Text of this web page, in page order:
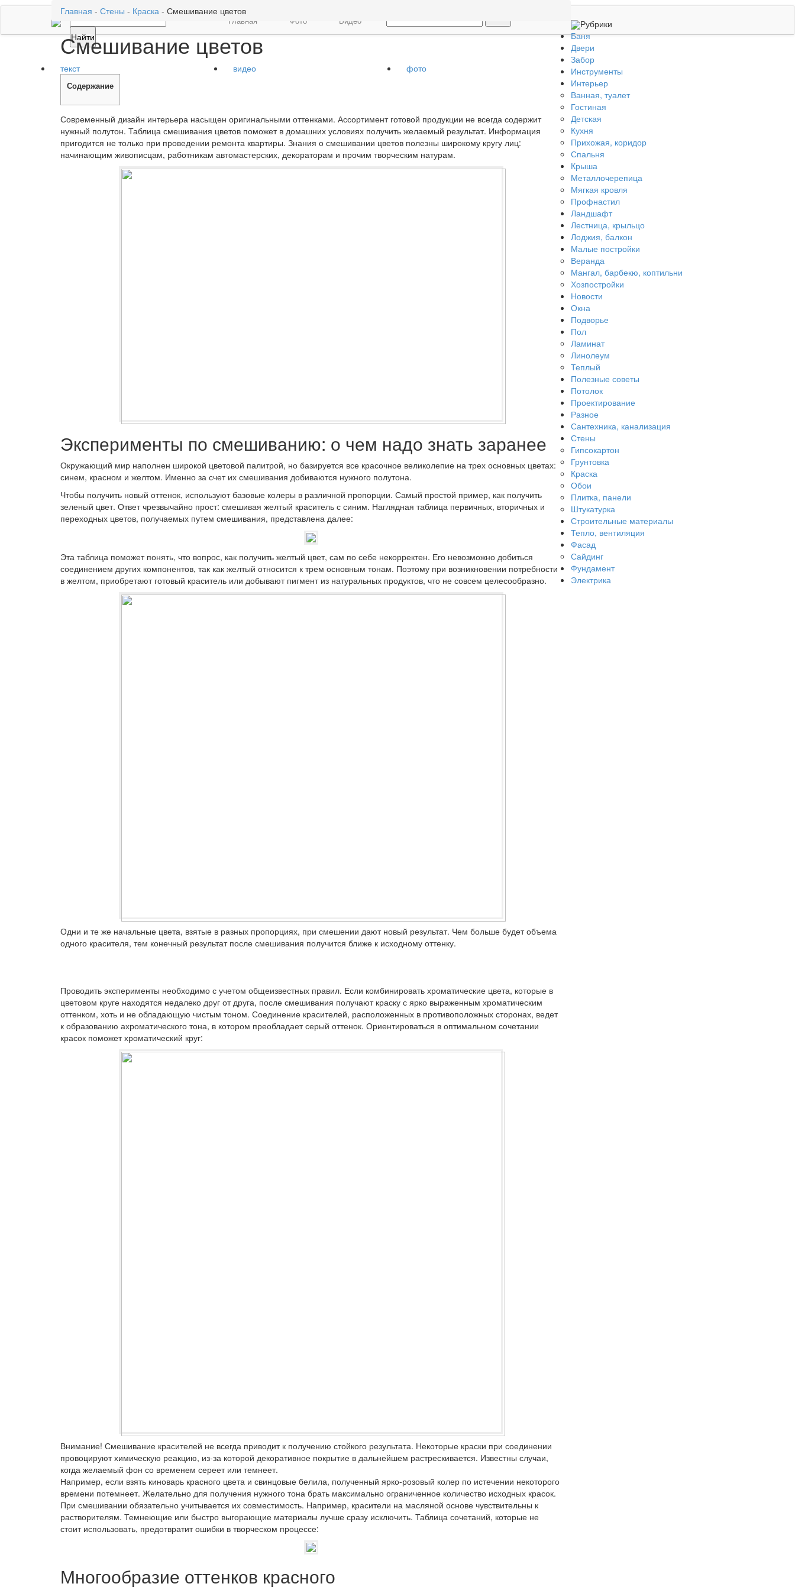
Главная Фото Видео
Главная - Стены - Краска - Смешивание цветов
Смешивание цветов
текст видео фото
Содержание
Современный дизайн интерьера насыщен оригинальными оттенками. Ассортимент готовой продукции не всегда содержит
нужный полутон. Таблица смешивания цветов поможет в домашних условиях получить желаемый результат. Информация
пригодится не только при проведении ремонта квартиры. Знания о смешивании цветов полезны широкому кругу лиц:
начинающим живописцам, работникам автомастерских, декораторам и прочим творческим натурам.
Эксперименты по смешиванию: о чем надо знать заранее
Окружающий мир наполнен широкой цветовой палитрой, но базируется все красочное великолепие на трех основных цветах:
синем, красном и желтом. Именно за счет их смешивания добиваются нужного полутона.
Чтобы получить новый оттенок, используют базовые колеры в различной пропорции. Самый простой пример, как получить
зеленый цвет. Ответ чрезвычайно прост: смешивая желтый краситель с синим. Наглядная таблица первичных, вторичных и
переходных цветов, получаемых путем смешивания, представлена далее:
Эта таблица поможет понять, что вопрос, как получить желтый цвет, сам по себе некорректен. Его невозможно добиться
соединением других компонентов, так как желтый относится к трем основным тонам. Поэтому при возникновении потребности
в желтом, приобретают готовый краситель или добывают пигмент из натуральных продуктов, что не совсем целесообразно.
Одни и те же начальные цвета, взятые в разных пропорциях, при смешении дают новый результат. Чем больше будет объема
одного красителя, тем конечный результат после смешивания получится ближе к исходному оттенку.
Проводить эксперименты необходимо с учетом общеизвестных правил. Если комбинировать хроматические цвета, которые в
цветовом круге находятся недалеко друг от друга, после смешивания получают краску с ярко выраженным хроматическим
оттенком, хоть и не обладающую чистым тоном. Соединение красителей, расположенных в противоположных сторонах, ведет
к образованию ахроматического тона, в котором преобладает серый оттенок. Ориентироваться в оптимальном сочетании
красок поможет хроматический круг:
Внимание! Смешивание красителей не всегда приводит к получению стойкого результата. Некоторые краски при соединении
провоцируют химическую реакцию, из-за которой декоративное покрытие в дальнейшем растрескивается. Известны случаи,
когда желаемый фон со временем сереет или темнеет.
Например, если взять киноварь красного цвета и свинцовые белила, полученный ярко-розовый колер по истечении некоторого
времени потемнеет. Желательно для получения нужного тона брать максимально ограниченное количество исходных красок.
При смешивании обязательно учитывается их совместимость. Например, красители на масляной основе чувствительны к
растворителям. Темнеющие или быстро выгорающие материалы лучше сразу исключить. Таблица сочетаний, которые не
стоит использовать, предотвратит ошибки в творческом процессе:
Многообразие оттенков красного
Рубрики
Баня
Двери
Забор
Инструменты
Интерьер
Ванная, туалет
Гостиная
Детская
Кухня
Прихожая, коридор
Спальня
Крыша
Металлочерепица
Мягкая кровля
Профнастил
Ландшафт
Лестница, крыльцо
Лоджия, балкон
Малые постройки
Веранда
Мангал, барбекю, коптильни
Хозпостройки
Новости
Окна
Подворье
Пол
Ламинат
Линолеум
Теплый
Полезные советы
Потолок
Проектирование
Разное
Сантехника, канализация
Стены
Гипсокартон
Грунтовка
Краска
Обои
Плитка, панели
Штукатурка
Строительные материалы
Тепло, вентиляция
Фасад
Сайдинг
Фундамент
Электрика